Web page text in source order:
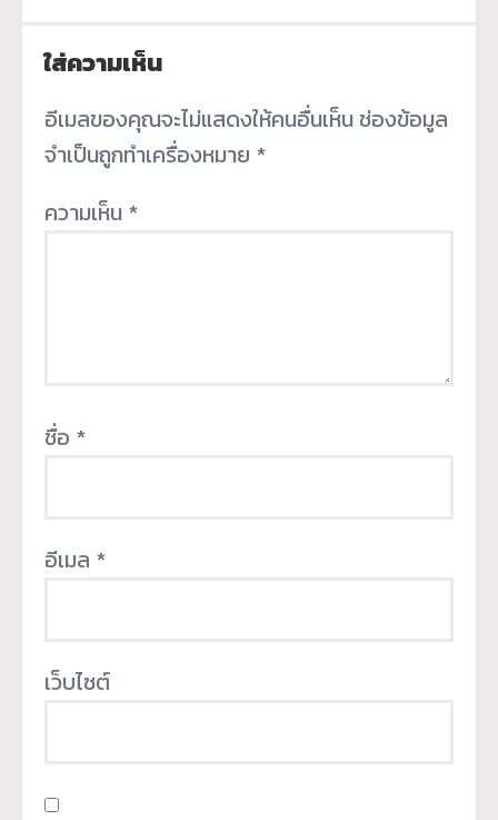
ใส่ความเห็น
อีเมลของคุณจะไม่แสดงให้คนอื่นเห็น ช่องข้อมูล
จำเป็นถูกทำเครื่องหมาย *
ความเห็น *
ชื่อ *
อีเมล *
เว็บไซต์